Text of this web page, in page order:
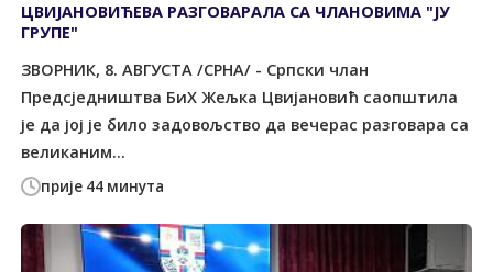
прије 44 минута
ЦВИЈАНОВИЋЕВА РАЗГОВАРАЛА СА ЧЛАНОВИМА "ЈУ
ГРУПЕ"
ЗВОРНИК, 8. АВГУСТА /СРНА/ - Српски члан
Предсједништва БиХ Жељка Цвијановић саопштила
је да јој је било задовољство да вечерас разговара са
великаним...